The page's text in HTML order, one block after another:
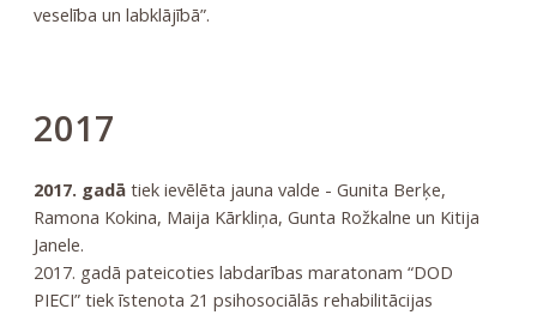
veselība un labklājībā”.
2017
2017. gadātiek ievēlēta jauna valde - Gunita Berķe,
Ramona Kokina, Maija Kārkliņa, Gunta Rožkalne un Kitija
Janele.
2017. gadā pateicoties labdarības maratonam “DOD
PIECI” tiek īstenota 21 psihosociālās rehabilitācijas